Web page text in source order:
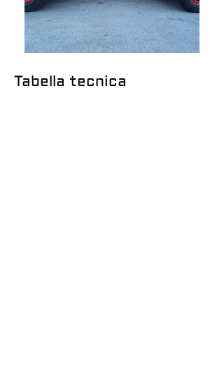
Tabella tecnica